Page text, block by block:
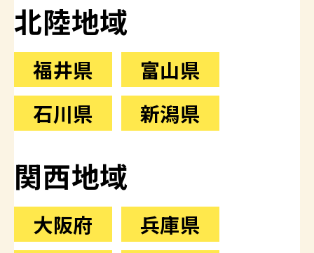
北陸地域
福井県
富山県
石川県
新潟県
関西地域
大阪府
兵庫県